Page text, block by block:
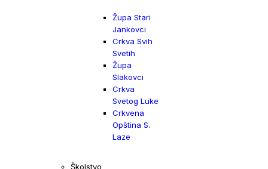
Župa Stari
Jankovci
Crkva Svih
Svetih
Župa
Slakovci
Crkva
Svetog Luke
Crkvena
Opština S.
Laze
Školstvo